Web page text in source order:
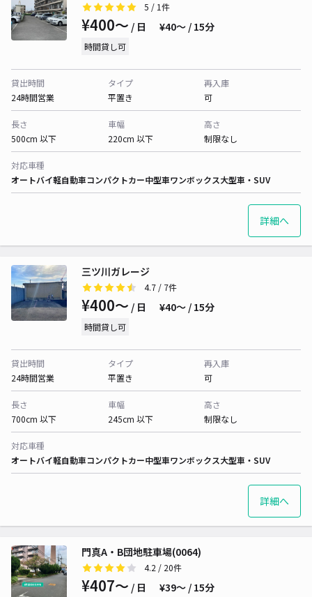
5 / 1件
¥400〜 / 日 ¥40〜 / 15分
時間貸し可
貸出時間
24時間営業
タイプ
平置き
再入庫
可
長さ
500cm 以下
車幅
220cm 以下
高さ
制限なし
対応車種
オートバイ軽自動車コンパクトカー中型車ワンボックス大型車・SUV
詳細へ
三ツ川ガレージ
4.7 / 7件
¥400〜 / 日 ¥40〜 / 15分
時間貸し可
貸出時間
24時間営業
タイプ
平置き
再入庫
可
長さ
700cm 以下
車幅
245cm 以下
高さ
制限なし
対応車種
オートバイ軽自動車コンパクトカー中型車ワンボックス大型車・SUV
詳細へ
門真A・B団地駐車場(0064)
4.2 / 20件
¥407〜 / 日 ¥39〜 / 15分